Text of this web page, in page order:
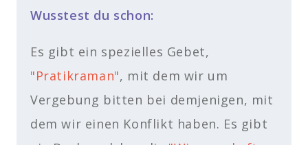
Wusstest du schon:
Es gibt ein spezielles Gebet,
"Pratikraman", mit dem wir um
Vergebung bitten bei demjenigen, mit
dem wir einen Konflikt haben. Es gibt